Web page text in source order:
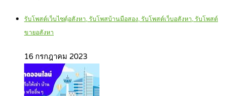
รับโพสต์เว็บไซตฺ์อสังหา, รับโพสบ้านมือสอง, รับโพสต์เว็บอสังหา, รับโพสต์
ขายอสังหา
16 กรกฎาคม 2023